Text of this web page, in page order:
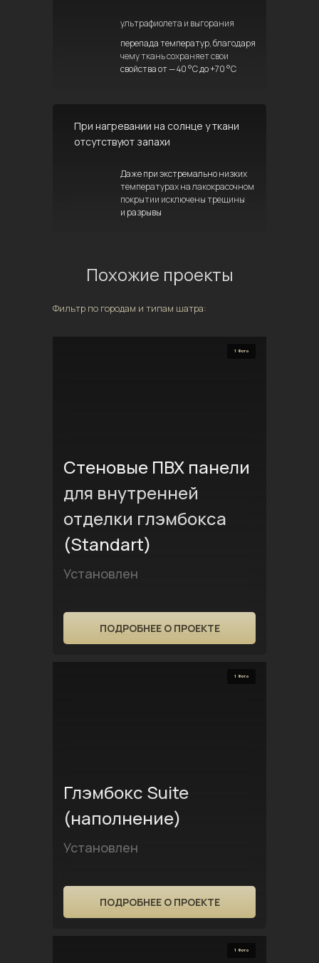
ультрафиолета и выгорания
перепада температур, благодаря
чему ткань сохраняет свои
свойства от — 40 °C до +70 °C
При нагревании на солнце у ткани
отсутствуют запахи
Даже при экстремально низких
температурах на лакокрасочном
покрытии исключены трещины
и разрывы
Похожие проекты
Фильтр по городам и типам шатра:
1 Фото
Стеновые ПВХ панели
для внутренней
отделки глэмбокса
(Standart)
Установлен
ПОДРОБНЕЕ О ПРОЕКТЕ
1 Фото
Глэмбокс Suite
(наполнение)
Установлен
ПОДРОБНЕЕ О ПРОЕКТЕ
1 Фото